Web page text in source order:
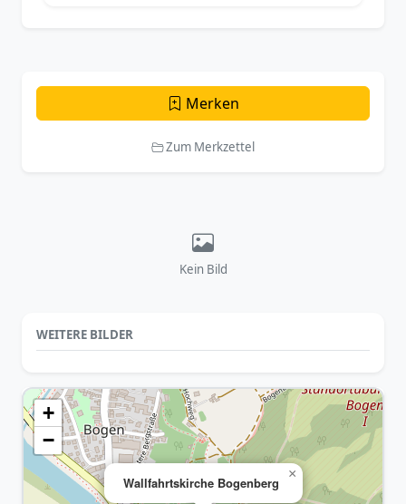
Merken
Zum Merkzettel
Kein Bild
WEITERE BILDER
Wallfahrtskirche Bogenberg
×
+
−